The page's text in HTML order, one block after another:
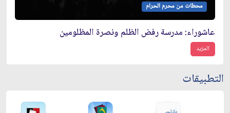
محطات من محرم الحرام
عاشوراء: مدرسة رفض الظلم ونصرة المظلومين
المزيد
التطبيقات